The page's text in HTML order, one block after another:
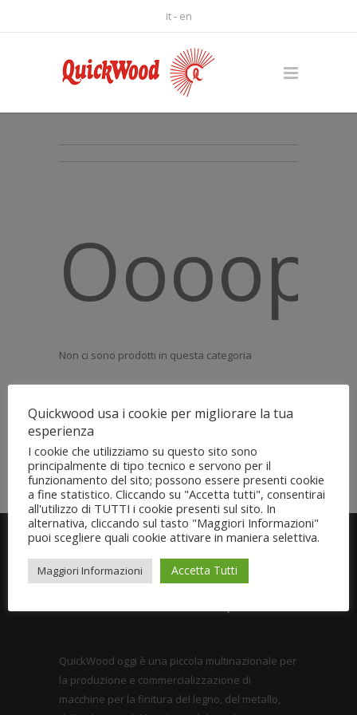
it- en
Non ci sono prodotti in questa categoria
QuickWood oggi è una piccola multinazionale per
la produzione e commercializzazione di
macchine per la finitura del legno, del metallo,
Quickwood usa i cookie per migliorare la tua
esperienza
I cookie che utilizziamo su questo sito sono
principalmente di tipo tecnico e servono per il
funzionamento del sito; possono essere presenti cookie
a fine statistico. Cliccando su "Accetta tutti", consentirai
all'utilizzo di TUTTI i cookie presenti sul sito. In
alternativa, cliccando sul tasto "Maggiori Informazioni"
puoi scegliere quali cookie attivare in maniera selettiva.
Maggiori Informazioni Accetta Tutti